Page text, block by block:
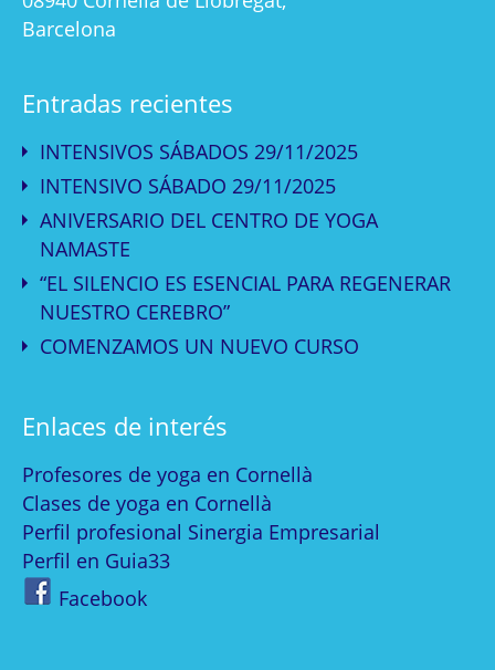
Barcelona
Entradas recientes
INTENSIVOS SÁBADOS 29/11/2025
INTENSIVO SÁBADO 29/11/2025
ANIVERSARIO DEL CENTRO DE YOGA
NAMASTE
“EL SILENCIO ES ESENCIAL PARA REGENERAR
NUESTRO CEREBRO”
COMENZAMOS UN NUEVO CURSO
Enlaces de interés
Profesores de yoga en Cornellà
Clases de yoga en Cornellà
Perfil profesional Sinergia Empresarial
Perfil en Guia33
Facebook